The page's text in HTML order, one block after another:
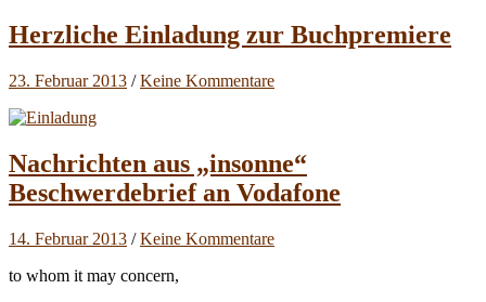
Herzliche Einladung zur Buchpremiere
23. Februar 2013 /Keine Kommentare
Nachrichten aus „insonne“
Beschwerdebrief an Vodafone
14. Februar 2013 /Keine Kommentare
to whom it may concern,